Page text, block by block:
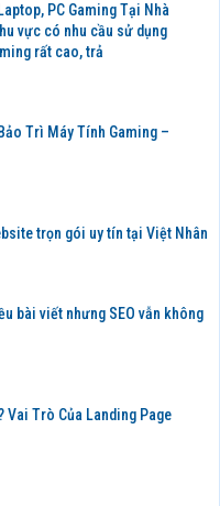
PC Gaming Tại Nhà
vực có nhu cầu sử dụng
rất cao, trả
Trì Máy Tính Gaming –
trọn gói uy tín tại Việt Nhân
bài viết nhưng SEO vẫn không
Vai Trò Của Landing Page